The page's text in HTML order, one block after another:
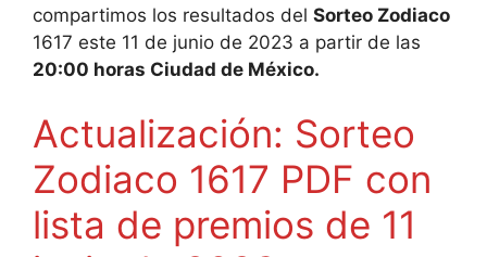
compartimos los resultados del Sorteo Zodiaco
1617 este 11 de junio de 2023 a partir de las
20:00 horas Ciudad de México.
Actualización: Sorteo
Zodiaco 1617 PDF con
lista de premios de 11